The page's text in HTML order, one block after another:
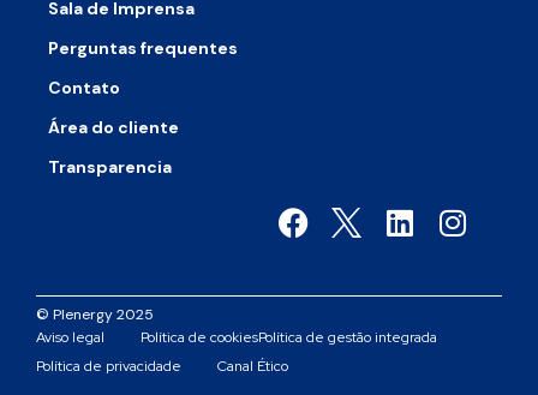
Sala de Imprensa
Perguntas frequentes
Contato
Área do cliente
Transparencia
© Plenergy 2025
Aviso legal
Política de cookiesPolítica de gestão integrada
Política de privacidade
Canal Ético